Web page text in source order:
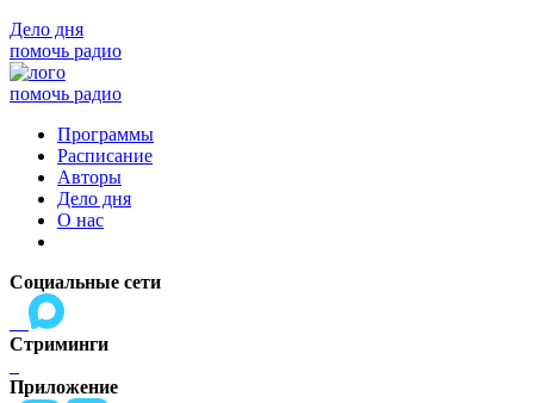
Дело дня
помочь радио
помочь радио
Программы
Расписание
Авторы
Дело дня
О нас
Социальные сети
Стриминги
Приложение